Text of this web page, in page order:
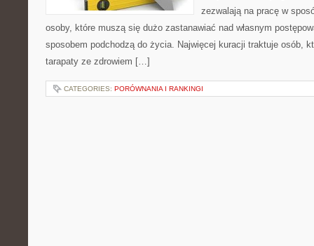
zezwalają na pracę w
osoby, które muszą się dużo zastanawiać nad własnym
sposobem podchodzą do życia. Najwięcej kuracji traktuje osób,
tarapaty ze zdrowiem […]
CATEGORIES: PORÓWNANIA I RANKINGI